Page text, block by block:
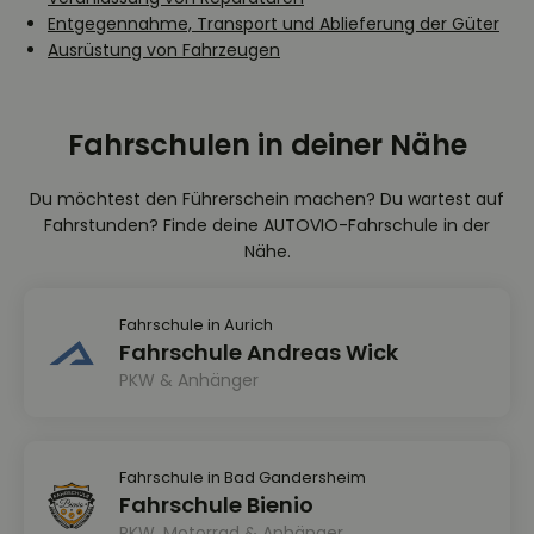
Entgegennahme, Transport und Ablieferung der Güter
Ausrüstung von Fahrzeugen
Fahrschulen in deiner Nähe
Du möchtest den Führerschein machen? Du wartest auf
Fahrstunden? Finde deine AUTOVIO-Fahrschule in der
Nähe.
Fahrschule in Aurich
Fahrschule Andreas Wick
PKW & Anhänger
Fahrschule in Bad Gandersheim
Fahrschule Bienio